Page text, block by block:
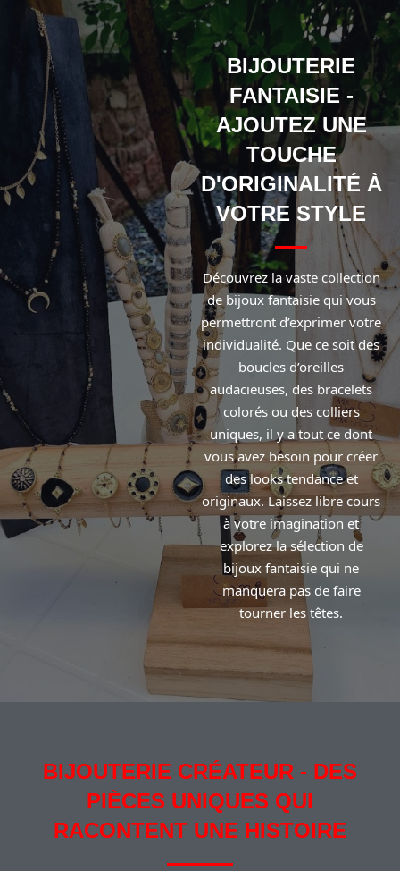
BIJOUTERIE
FANTAISIE -
AJOUTEZ UNE
TOUCHE
D'ORIGINALITÉ À
VOTRE STYLE
Découvrez la vaste collection
de bijoux fantaisie qui vous
permettront d’exprimer votre
individualité. Que ce soit des
boucles d’oreilles
audacieuses, des bracelets
colorés ou des colliers
uniques, il y a tout ce dont
vous avez besoin pour créer
des looks tendance et
originaux. Laissez libre cours
à votre imagination et
explorez la sélection de
bijoux fantaisie qui ne
manquera pas de faire
tourner les têtes.
BIJOUTERIE CRÉATEUR - DES
PIÈCES UNIQUES QUI
RACONTENT UNE HISTOIRE